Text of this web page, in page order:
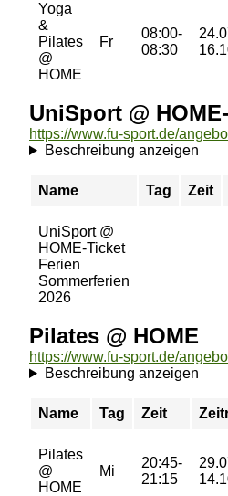
Yoga
&
Pilates
@
HOME
Fr
08:00-
08:30
UniSport @
Beschreibung anzeigen
Name Tag Zeit
UniSport @
HOME-Ticket
Ferien
Sommerferien
2026
Pilates @ HOME
Beschreibung anzeigen
Name Tag Zeit
Pilates
@
HOME
Mi
20:45-
21:15